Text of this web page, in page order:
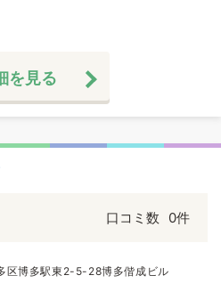
を見る
口コミ数 0件
区博多駅東2-5-28博多偕成ビル